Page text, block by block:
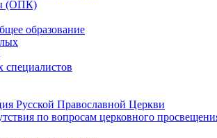
(ОПК)
образование
специалистов
Русской Православной Церкви
по вопросам церковного